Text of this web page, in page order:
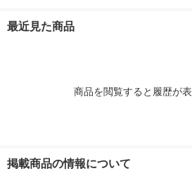
最近見た商品
商品を閲覧すると履歴が
掲載商品の情報について